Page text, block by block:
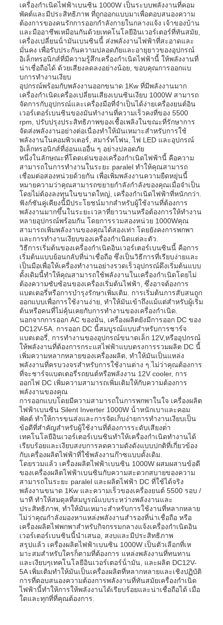
บ้าน
ผลิตภัณฑ์
วิดีโอ
เกี่ยวกับเรา
ทัวร์โรงงาน
ควบคุมคุณภาพ
ติดต่อเรา
ข่าว
ทุกกรณี
ขออ้าง
ชุดเครื่องกำเนิดไฟฟ้าดีเซล
ชุดเครื่องผลิตเบนซิน
ชุดเครื่องกำเนิดไฟฟ้าอินเวอร์เตอร์
ชุดเครื่องกำเนิดไฟฟ้าแบบพกพา
ชุดเครื่องกำเนิดไฟฟ้าอุตสาหกรรม
ชุดเครื่องกำเนิดไฟฟ้าดิจิตอล
เครื่องกําเนิดไฟฟ้าเบนซิน 1000W เป็นระบบพลังงานที่คอม
พัคต์และมีประสิทธิภาพ ที่ถูกออกแบบมาเพื่อตอบสนองความ
ต้องการของคนรักการออกกําลังกายในกลางแจ้ง เจ้าของบ้าน
และมืออาชีพเหมือนกันด้วยเทคโนโลยีอินเวอร์เตอร์ที่ทันสมัย,
เครื่องเปลี่ยนน้ํามันเบนซินนี้ ส่งพลังงานไฟฟ้าที่สะอาดและ
มั่นคง เพื่อรับประกันความปลอดภัยและอายุยาวของอุปกรณ์
อิเล็กทรอนิกส์ที่มีความรู้สึกเครื่องกําเนิดไฟฟ้านี้ ให้พลังงานที่
น่าเชื่อถือได้ ด้วยเสียงลดลงอย่างน้อย, ขอบคุณการออกแบ
บการทํางานเงียบ
อุปกรณ์พร้อมกับพลังงานออกขนาด 1Kw ที่มีพลังงานมาก
เครื่องกําเนิดเครื่องเปลี่ยนเสียงเบนซินเงียบ 1000W สามารถ
จัดการกับอุปกรณ์และเครื่องมือที่จําเป็นได้ง่ายเครื่องยนต์อิน
เวอร์เตอร์เบนซินของมันทํางานที่ความเร็วคงที่ของ 5500
rpm, ปรับปรุงประสิทธิภาพของเชื้อเพลิงในขณะที่รักษาการ
จัดส่งพลังงานอย่างต่อเนื่องทําให้มันเหมาะสําหรับการใช้
พลังงานในคอมพิวเตอร์, สมาร์ทโฟน, ไฟ LED และอุปกรณ์
อิเล็กทรอนิกส์ที่อ่อนแออื่น ๆ อย่างปลอดภัย
หนึ่งในลักษณะที่โดดเด่นของเครื่องกําเนิดไฟฟ้านี้ คือความ
สามารถในการทํางานในระยะ paralel ทําให้คุณสามารถ
เชื่อมต่อสองหน่วยด้วยกัน เพื่อเพิ่มพลังงานความยืดหยุ่นนี้
หมายความว่าคุณสามารถขยายกําลังกําลังของคุณเมื่อจําเป็น
โดยไม่ต้องลงทุนในขนาดใหญ่, เครื่องกําเนิดไฟฟ้าที่หนักกว่า.
ฟังก์ชันคู่เคียงนี้มีประโยชน์มากสําหรับผู้ใช้งานที่ต้องการ
พลังงานมากขึ้นในระยะเวลาที่ยาวนานหรือต้องการให้ทํางาน
หลายอุปกรณ์พร้อมกัน โดยการรวมสองหน่วย 1000Wคุณ
สามารถเพิ่มพลังงานของคุณได้สองเท่า โดยยังคงการพกพา
และการทํางานเงียบของเครื่องกําเนิดแต่ละตัว.
วิธีการเริ่มต้นของเครื่องกําเนิดอินเวอร์เตอร์เบนซินนี้ คือการ
เริ่มต้นแบบย้อนกลับที่น่าเชื่อถือ ซึ่งเป็นวิธีการที่เรียบง่ายและ
เป็นมือเพื่อให้เครื่องทํางานอย่างรวดเร็วอุปกรณ์ดึงเริ่มต้นแบบ
ดั้งเดิมนี้ทําให้คุณสามารถใช้พลังงานในเครื่องกําเนิดโดยไม่
ต้องความซับซ้อนของเครื่องเริ่มต้นไฟฟ้า, ซึ่งอาจต้องการ
แบตเตอรี่หรือการบํารุงรักษาเพิ่มเติม. การเริ่มต้นการสับสนถูก
ออกแบบเพื่อการใช้งานง่าย, ทําให้มันเข้าถึงแม้แต่สําหรับผู้เริ่ม
ต้นหรือคนที่ไม่คุ้นเคยกับการทํางานของเครื่องกําเนิด.
นอกจากการออก AC ของมัน, เครื่องผลิตยังมีการออก DC ของ
DC12V-5A. การออก DC นี้สมบูรณ์แบบสําหรับการชาร์จ
แบตเตอรี่, การทํางานของอุปกรณ์ขนาดเล็ก 12V,หรืออุปกรณ์
ให้พลังงานที่ต้องการกระแสไฟฟ้าแบบตรงการรวมผลิต DC นี้
เพิ่มความหลากหลายของเครื่องผลิต, ทําให้มันเป็นแหล่ง
พลังงานที่ครบวงจรสําหรับการใช้งานต่าง ๆ.ไม่ว่าคุณต้องการ
ที่จะชาร์จแบตเตอรี่รถยนต์หรือพลังงาน 12V cooler, การ
ออกไฟ DC เพิ่มความสามารถเพิ่มเติมให้กับความต้องการ
พลังงานของคุณ
การออกแบบโดยมีความสามารถในการพกพาในใจ เครื่องผลิต
ไฟฟ้าเบนซิน Silent Inverter 1000W น้ําหนักเบาและคอม
พัคต์ ทําให้การขนส่งและการจัดเก็บง่ายการทํางานเงียบเป็น
ข้อดีที่สําคัญสําหรับผู้ใช้งานที่ต้องการระดับเสียงต่ํา
เทคโนโลยีอินเวอร์เตอร์เบนซินทําให้เครื่องกําเนิดทํางานได้
เรียบร้อยและเงียบสงบการลดความดังดังแบบปกติที่เกี่ยวข้อง
กับเครื่องผลิตไฟฟ้าที่ใช้พลังงานก๊าซแบบดั้งเดิม.
โดยรวมแล้ว เครื่องผลิตไฟฟ้าเบนซิน 1000W ผสมผสานข้อดี
ของเครื่องผลิตไฟฟ้าเบนซินกับความสะดวกสบายของความ
สามารถในระยะ paralel และผลิตไฟฟ้า DC ที่ใช้ได้จริง
พลังงานขนาด 1Kw และความเร็วของเครื่องยนต์ 5500 รอบ /
นาที ทําให้สมดุลที่สมบูรณ์แบบระหว่างพลังงานและ
ประสิทธิภาพ, ทําให้มันเหมาะสําหรับการใช้งานที่หลากหลาย
ไม่ว่าคุณกําลังมองหาแหล่งพลังงานสํารองที่น่าเชื่อถือ หรือ
เครื่องผลิตไฟพกพาสําหรับกิจกรรมกลางแจ้งเครื่องกําเนิดอิน
เวอร์เตอร์เบนซินนี้นําเสนอ, สงบและมีประสิทธิภาพ
สรุปแล้ว เครื่องผลิตไฟฟ้าเบนซิน 1000W เป็นตัวเลือกที่เห
มาะสมสําหรับใครก็ตามที่ต้องการ แหล่งพลังงานที่ทนทาน
และเงียบๆเทคโนโลยีอินเวอร์เตอร์น้ํามัน, และผลิต DC12V-
5A เพิ่มเติมทําให้มันเป็นเครื่องผลิตที่หลากหลายและเชิงปฏิบัติ
การที่ตอบสนองความต้องการพลังงานที่ทันสมัยเครื่องกําเนิด
ไฟฟ้านี้ทําให้การให้พลังงานได้เรียบร้อยและน่าเชื่อถือได้ เมื่อ
ใดและทุกที่ที่คุณต้องการ.